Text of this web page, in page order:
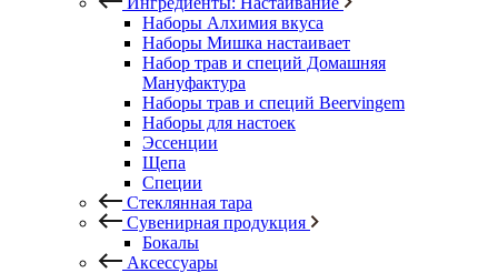
Наборы Алхимия вкуса
Наборы Мишка настаивает
Набор трав и специй Домашняя
Мануфактура
Наборы трав и специй Beervingem
Наборы для настоек
Эссенции
Щепа
Специи
Стеклянная тара
Сувенирная продукция
Бокалы
Аксессуары